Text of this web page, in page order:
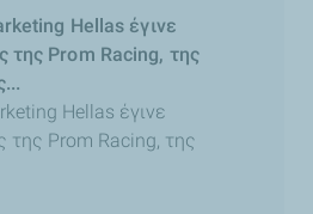
Hellas έγινε
της Prom Racing, της
Hellas έγινε
της Prom Racing, της